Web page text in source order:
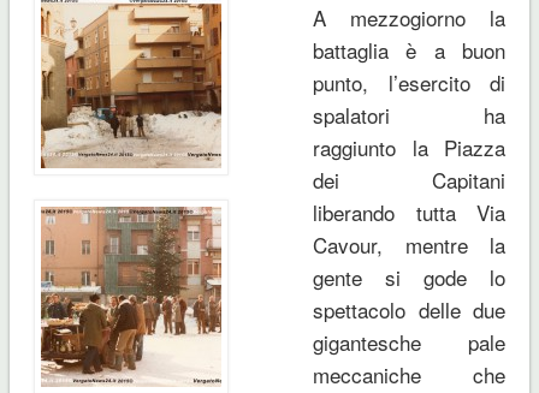
A mezzogiorno la
battaglia è a buon
punto, l’esercito di
spalatori ha
raggiunto la Piazza
dei Capitani
liberando tutta Via
Cavour, mentre la
gente si gode lo
spettacolo delle due
gigantesche pale
meccaniche che